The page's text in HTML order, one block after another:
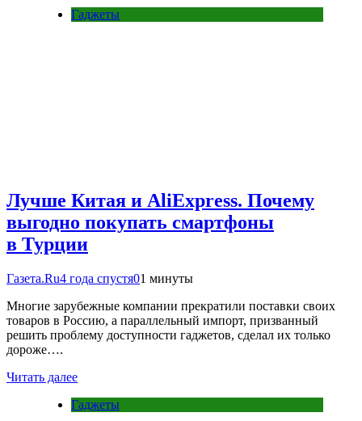
Гаджеты
Лучше Китая и AliExpress. Почему
выгодно покупать смартфоны
в Турции
Газета.Ru4 года спустя01 минуты
Многие зарубежные компании прекратили поставки своих
товаров в Россию, а параллельный импорт, призванный
решить проблему доступности гаджетов, сделал их только
дороже….
Читать далее
Гаджеты